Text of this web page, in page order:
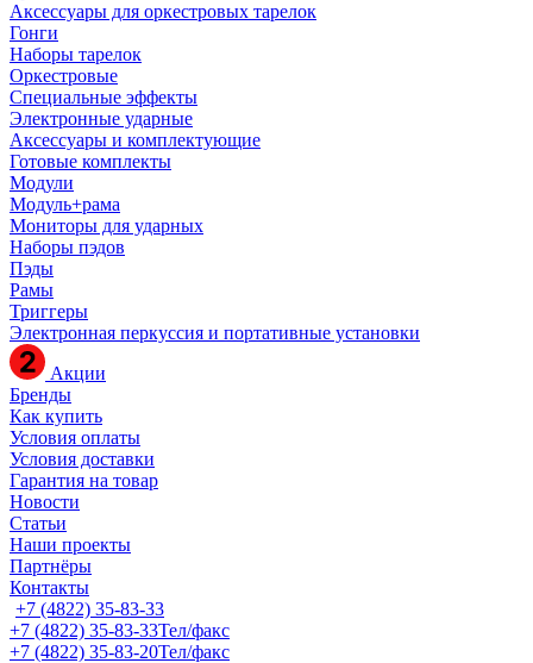
Аксессуары для оркестровых тарелок
Гонги
Наборы тарелок
Оркестровые
Специальные эффекты
Электронные ударные
Аксессуары и комплектующие
Готовые комплекты
Модули
Модуль+рама
Мониторы для ударных
Наборы пэдов
Пэды
Рамы
Триггеры
Электронная перкуссия и портативные установки
Акции
Бренды
Как купить
Условия оплаты
Условия доставки
Гарантия на товар
Новости
Статьи
Наши проекты
Партнёры
Контакты
+7 (4822) 35-83-33
+7 (4822) 35-83-33Тел/факс
+7 (4822) 35-83-20Тел/факс